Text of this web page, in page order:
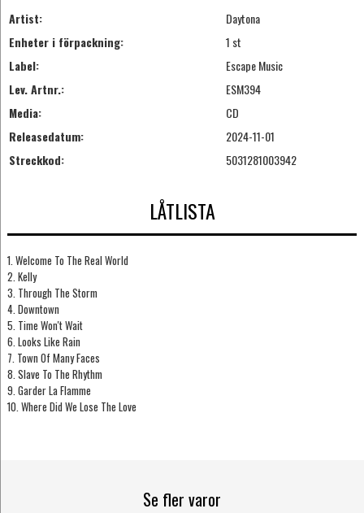
Artist:
Daytona
Enheter i förpackning:
1 st
Label:
Escape Music
Lev. Artnr.:
ESM394
Media:
CD
Releasedatum:
2024-11-01
Streckkod:
5031281003942
LÅTLISTA
1. Welcome To The Real World
2. Kelly
3. Through The Storm
4. Downtown
5. Time Won't Wait
6. Looks Like Rain
7. Town Of Many Faces
8. Slave To The Rhythm
9. Garder La Flamme
10. Where Did We Lose The Love
Se fler varor